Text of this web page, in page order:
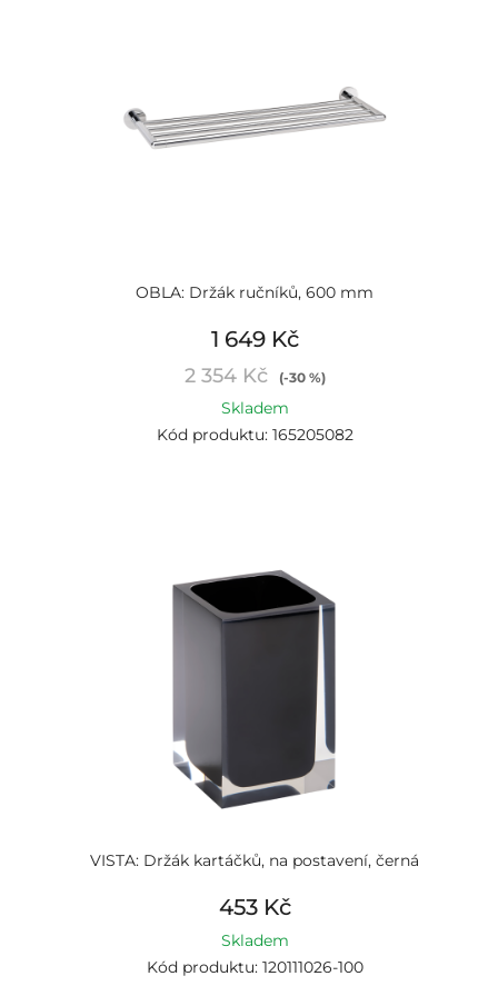
OBLA: Držák ručníků, 600 mm
1 649 Kč
2 354 Kč (-30 %)
Skladem
Kód produktu: 165205082
VISTA: Držák kartáčků, na postavení, černá
453 Kč
Skladem
Kód produktu: 120111026-100